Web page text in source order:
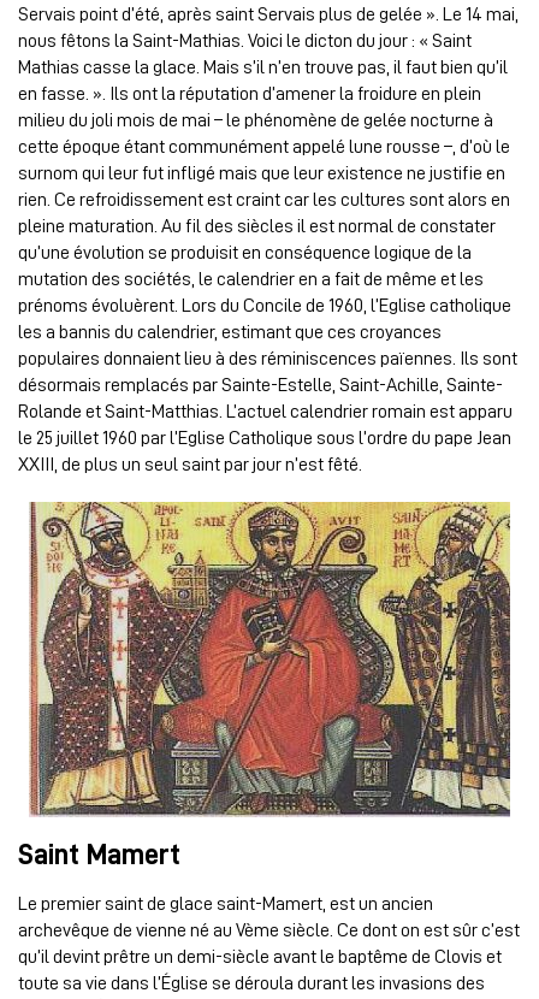
Servais point d’été, après saint Servais plus de gelée ». Le 14 mai,
nous fêtons la Saint-Mathias. Voici le dicton du jour : « Saint
Mathias casse la glace. Mais s’il n’en trouve pas, il faut bien qu’il
en fasse. ». Ils ont la réputation d’amener la froidure en plein
milieu du joli mois de mai – le phénomène de gelée nocturne à
cette époque étant communément appelé lune rousse –, d’où le
surnom qui leur fut infligé mais que leur existence ne justifie en
rien. Ce refroidissement est craint car les cultures sont alors en
pleine maturation. Au fil des siècles il est normal de constater
qu’une évolution se produisit en conséquence logique de la
mutation des sociétés, le calendrier en a fait de même et les
prénoms évoluèrent. Lors du Concile de 1960, l’Eglise catholique
les a bannis du calendrier, estimant que ces croyances
populaires donnaient lieu à des réminiscences païennes. Ils sont
désormais remplacés par Sainte-Estelle, Saint-Achille, Sainte-
Rolande et Saint-Matthias. L’actuel calendrier romain est apparu
le 25 juillet 1960 par l’Eglise Catholique sous l’ordre du pape Jean
XXIII, de plus un seul saint par jour n’est fêté.
Saint Mamert
Le premier saint de glace saint-Mamert, est un ancien
archevêque de vienne né au Vème siècle. Ce dont on est sûr c’est
qu’il devint prêtre un demi-siècle avant le baptême de Clovis et
toute sa vie dans l’Église se déroula durant les invasions des